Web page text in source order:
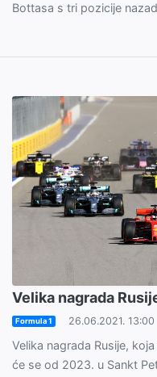
Bottasa s tri pozicije
Velika nagrada
Formula 1 26.06.2021. 13:00
Velika nagrada Rusije,
će se od 2023. u Sankt